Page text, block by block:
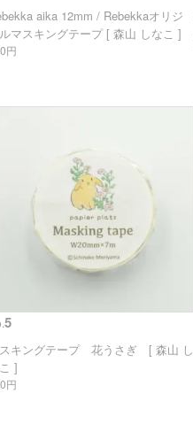
aika 12mm / Rebekkaオリジ
マスキングテープ [ 森山 しなこ ]
円
5
キングテープ 花うさぎ [ 森山 し
]
円